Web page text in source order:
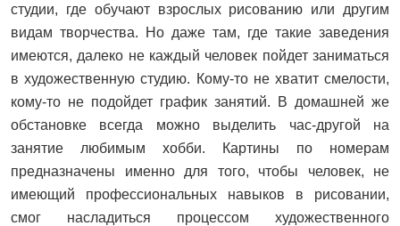
студии, где обучают взрослых рисованию или другим
видам творчества. Но даже там, где такие заведения
имеются, далеко не каждый человек пойдет заниматься
в художественную студию. Кому-то не хватит смелости,
кому-то не подойдет график занятий. В домашней же
обстановке всегда можно выделить час-другой на
занятие любимым хобби. Картины по номерам
предназначены именно для того, чтобы человек, не
имеющий профессиональных навыков в рисовании,
смог насладиться процессом художественного